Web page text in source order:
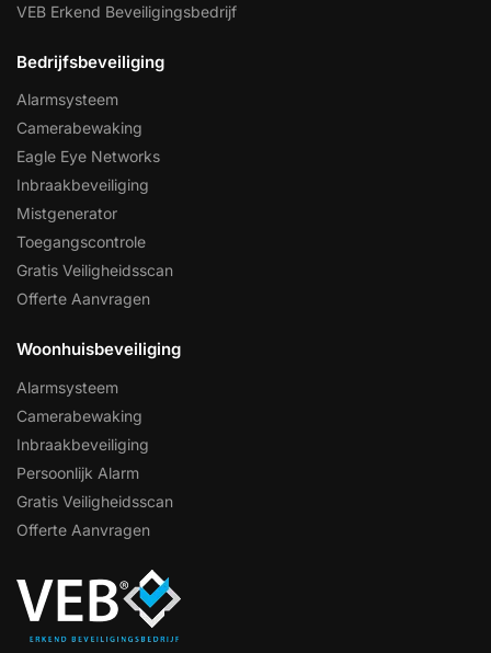
VEB Erkend Beveiligingsbedrijf
Bedrijfsbeveiliging
Alarmsysteem
Camerabewaking
Eagle Eye Networks
Inbraakbeveiliging
Mistgenerator
Toegangscontrole
Gratis Veiligheidsscan
Offerte Aanvragen
Woonhuisbeveiliging
Alarmsysteem
Camerabewaking
Inbraakbeveiliging
Persoonlijk Alarm
Gratis Veiligheidsscan
Offerte Aanvragen